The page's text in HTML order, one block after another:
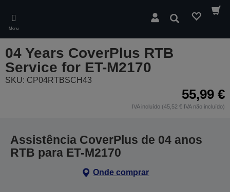
main
content
Menu
Pesquisar
04 Years CoverPlus RTB
Service for ET-M2170
SKU: CP04RTBSCH43
55,99 €
IVA incluído (45,52 € IVA não incluído)
Assistência CoverPlus de 04 anos
RTB para ET-M2170
Onde comprar